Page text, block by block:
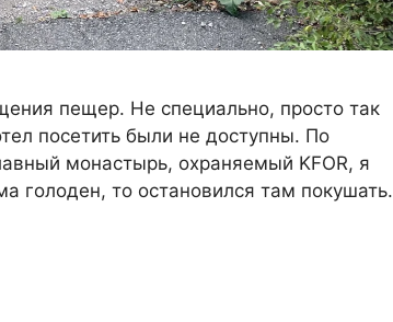
пещер. Не специально, просто так
посетить были не доступны. По
монастырь, охраняемый KFOR, я
голоден, то остановился там покушать.